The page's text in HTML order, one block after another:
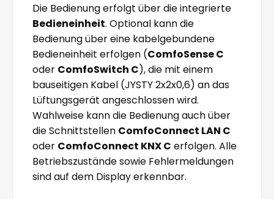
Die Bedienung erfolgt über die integrierte
Bedieneinheit. Optional kann die
Bedienung über eine kabelgebundene
Bedieneinheit erfolgen (ComfoSense C
oder ComfoSwitch C), die mit einem
bauseitigen Kabel (JYSTY 2x2x0,6) an das
Lüftungsgerät angeschlossen wird.
Wahlweise kann die Bedienung auch über
die Schnittstellen ComfoConnect LAN C
oder ComfoConnect KNX C erfolgen. Alle
Betriebszustände sowie Fehlermeldungen
sind auf dem Display erkennbar.